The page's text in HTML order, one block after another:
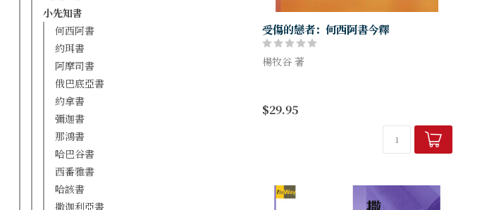
小先知書
何西阿書
約珥書
阿摩司書
俄巴底亞書
約拿書
彌迦書
那鴻書
哈巴谷書
西番雅書
哈該書
撒迦利亞書
受傷的戀者：何西阿書今釋
楊牧谷 著
每一章皆循固定步驟：首先點明先知說話的
時代背景，然後是經文的研究...
$29.95